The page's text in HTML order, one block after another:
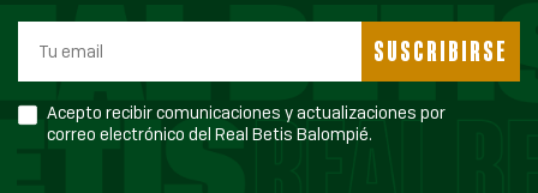
SUSCRIBIRSE
Acepto recibir comunicaciones y actualizaciones por
correo electrónico del Real Betis Balompié.